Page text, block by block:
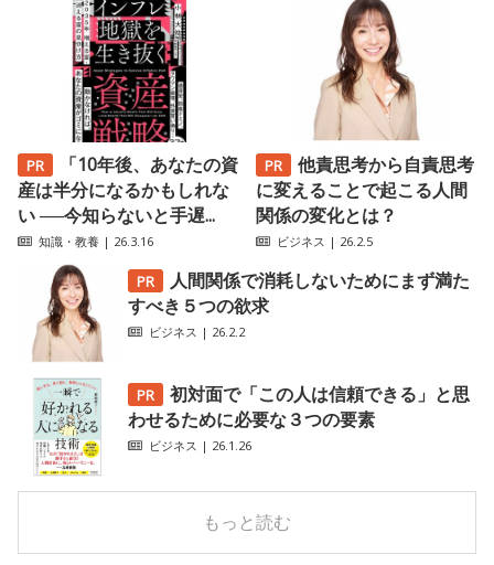
「10年後、あなたの資
産は半分になるかもしれな
い ──今知らないと手遅...
知識・教養 | 26.3.16
他責思考から自責思考
に変えることで起こる人間
関係の変化とは？
ビジネス | 26.2.5
人間関係で消耗しないためにまず満た
すべき５つの欲求
ビジネス | 26.2.2
初対面で「この人は信頼できる」と思
わせるために必要な３つの要素
ビジネス | 26.1.26
もっと読む